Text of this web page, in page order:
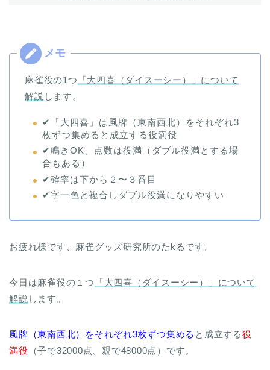
麻雀役の1つ 「大四喜（ダイスーシー）」について
解説 します。
✔︎「大四喜」は風牌（東南西北）をそれぞれ3
枚ずつ集めると成立する役満役
✔︎鳴きOK、点数は役満（ダブル役満とする場
合もある）
✔︎確率は下から２〜３番目
✔︎字一色と複合しダブル役満になりやすい
お疲れ様です、麻雀グッズ研究所のたkるです。
今日は麻雀役の１つ
「大四喜（ダイスーシー）」について
解説 します。
風牌（東南西北）をそれぞれ3枚ずつ集める と成立する役
満役 （子で32000点、親で48000点）です。